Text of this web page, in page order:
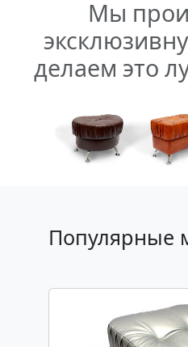
Мы
делаем это
Популярные